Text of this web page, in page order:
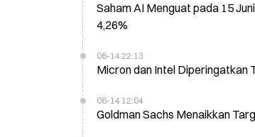
Saham AI Menguat pada 15
4,26%
06-14 22:13
Micron dan Intel Diperingatkan
06-14 12:04
Goldman Sachs Menaikkan